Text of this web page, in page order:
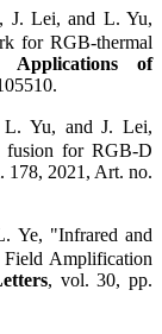
J. Lei, and L. Yu,
for RGB-thermal
Applications of
Yu, and J. Lei,
fusion for RGB-D
178, 2021, Art. no.
Ye, "Infrared and
Amplification
, vol. 30, pp.